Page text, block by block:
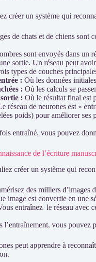
créer un système qui
de chats et de chiens sont
sont envoyés dans un
sortie. Un réseau peut
types de couches
: Où les données
: Où les calculs se
: Où le résultat final est
réseau de neurones est «
poids) pour améliorer
entraîné, vous pouvez
de l’écriture
créer un système qui
des milliers d’images
image est convertie en une
entraînez le réseau avec
l’entraînement, vous pouvez
peut apprendre à